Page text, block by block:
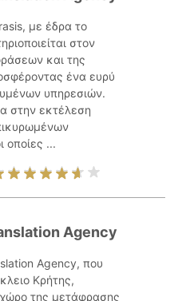
με έδρα το
στον
και της
ένα ευρύ
υπηρεσιών.
στην εκτέλεση
οποίες ...
Agency
Agency, που
Κρήτης,
χώρο της μετάφρασης